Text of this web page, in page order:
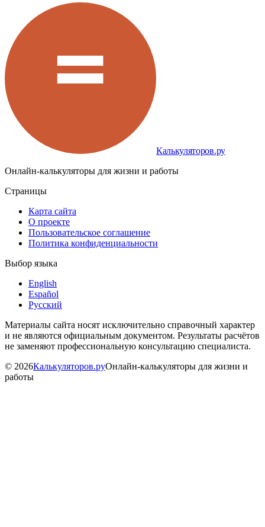
Калькуляторов.ру
Онлайн-калькуляторы для жизни и работы
Страницы
Карта сайта
О проекте
Пользовательское соглашение
Политика конфиденциальности
Выбор языка
English
Español
Русский
Материалы сайта носят исключительно справочный характер
и не являются официальным документом. Результаты расчётов
не заменяют профессиональную консультацию специалиста.
© 2026Калькуляторов.руОнлайн-калькуляторы для жизни и
работы